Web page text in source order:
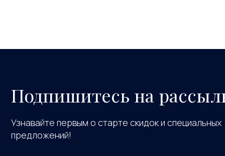
Подпишитесь на
Узнавайте первым о старте скидок и специальных
предложений!